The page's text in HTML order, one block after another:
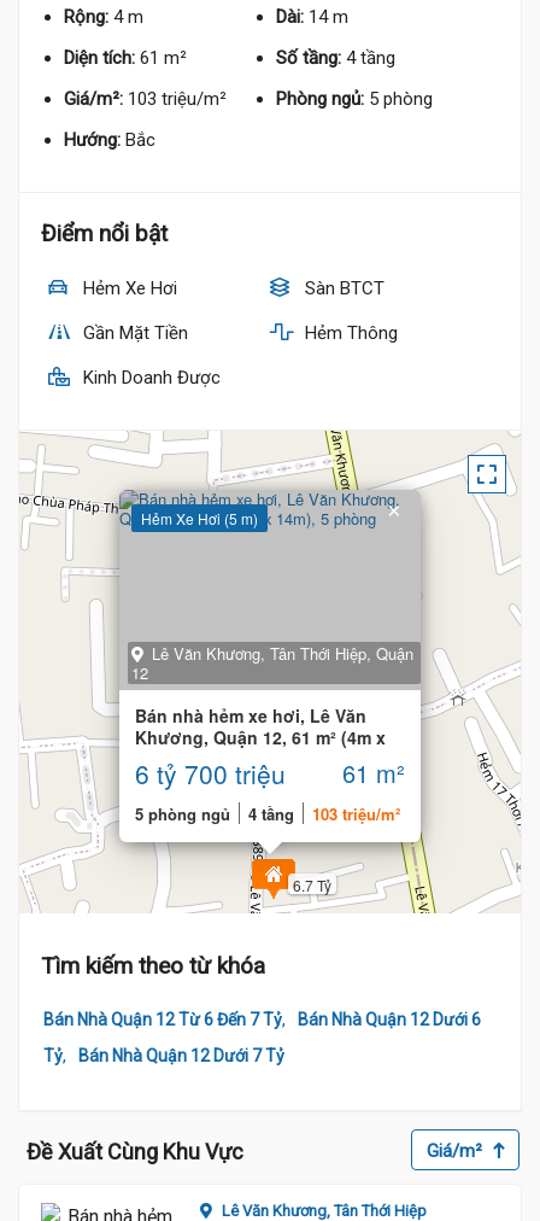
Rộng: 4 m Dài: 14 m
Diện tích: 61 m² Số tầng: 4 tầng
Giá/m²: 103 triệu/m² Phòng ngủ: 5 phòng
Hướng: Bắc
Điểm nổi bật
Hẻm Xe Hơi Sàn BTCT
Gần Mặt Tiền Hẻm Thông
Kinh Doanh Được
6.7 Tỷ
Hẻm Xe Hơi (5 m)
Lê Văn Khương, Tân Thới Hiệp, Quận
12
Bán nhà hẻm xe hơi, Lê Văn
Khương, Quận 12, 61 m² (4m x
14m), 5 phòng
6 tỷ 700 triệu 61 m²
5 phòng ngủ 4 tầng 103 triệu/m²
×
Tìm kiếm theo từ khóa
Bán Nhà Quận 12 Từ 6 Đến 7 Tỷ,
Bán Nhà Quận 12 Dưới 6
Tỷ, Bán Nhà Quận 12 Dưới 7 Tỷ
Đề Xuất Cùng Khu Vực Giá/m²
Lê Văn Khương,Tân Thới Hiệp